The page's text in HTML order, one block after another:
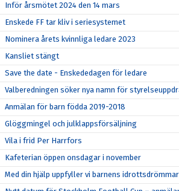
Inför årsmötet 2024 den 14 mars
Enskede FF tar kliv i seriesystemet
Nominera årets kvinnliga ledare 2023
Kansliet stängt
Save the date - Enskededagen för ledare
Valberedningen söker nya namn för
Anmälan för barn födda 2019-2018
Glöggmingel och julklappsförsäljning
Vila i frid Per Harrfors
Kafeterian öppen onsdagar i november
Med din hjälp uppfyller vi barnens idrottsdrömmar